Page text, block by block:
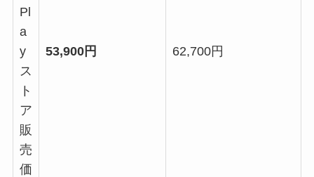
Pl
a
y
ス
ト
ア
販
売
価
53,900円 62,700円